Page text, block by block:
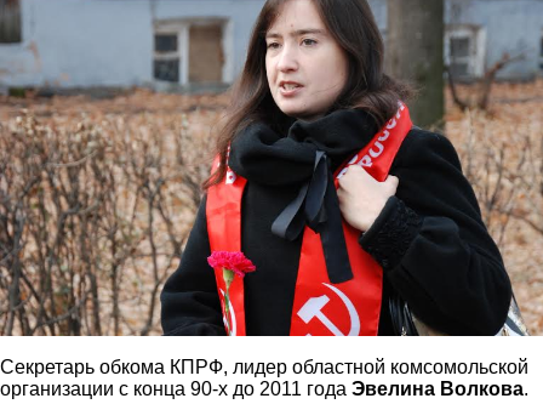
Секретарь обкома КПРФ, лидер областной комсомольской
организации с конца 90-х до 2011 года Эвелина Волкова.